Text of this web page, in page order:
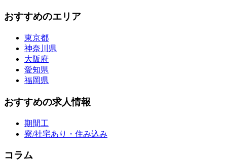
おすすめのエリア
東京都
神奈川県
大阪府
愛知県
福岡県
おすすめの求人情報
期間工
寮/社宅あり・住み込み
コラム